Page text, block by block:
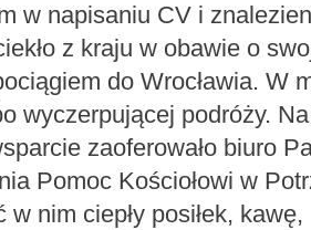
w napisaniu CV i
z kraju w obawie o
do Wrocławia. W
wyczerpującej podróży.
zaoferowało biuro
Pomoc Kościołowi w
w nim ciepły posiłek,